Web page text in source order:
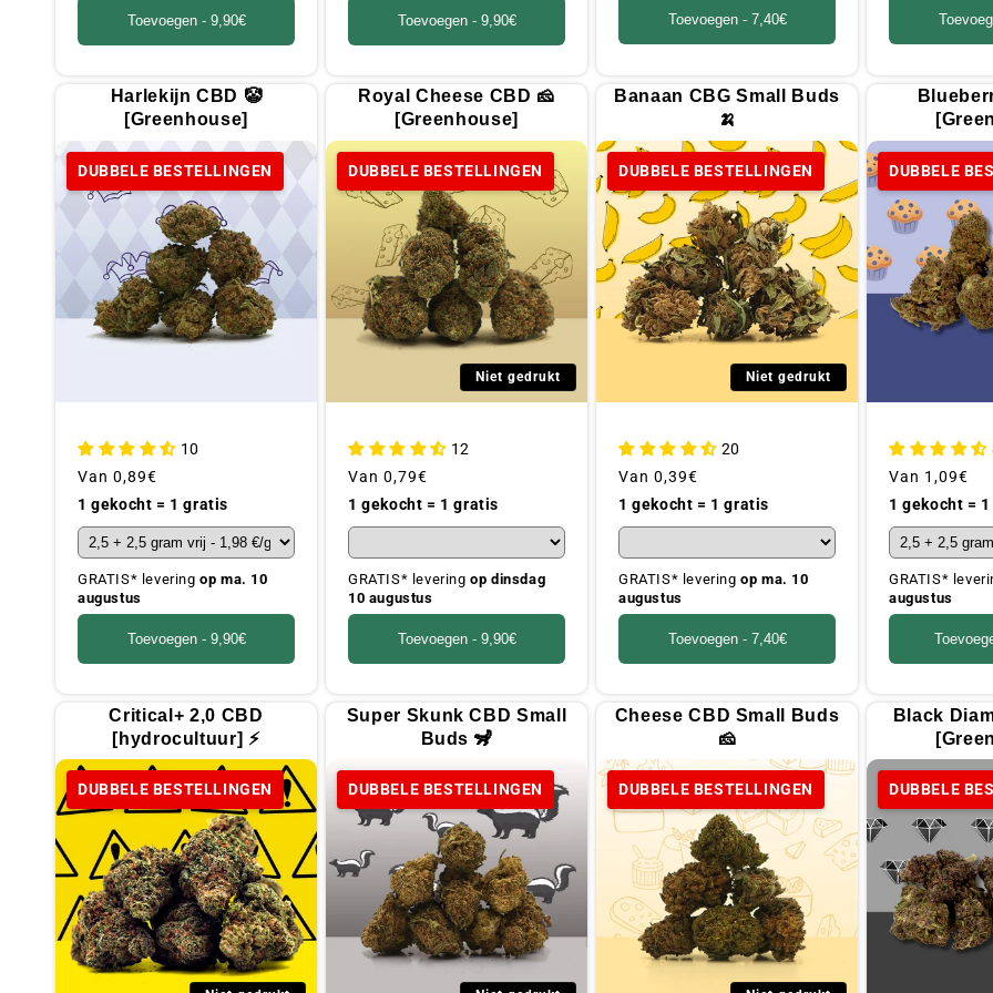
Toevoegen - 9,90€ Toevoegen - 9,90€ Toevoegen - 7,40€
Harlekijn CBD 🤡
[Greenhouse]
DUBBELE BESTELLINGEN
10
Gebruikelijke
prijs
Van 0,89€
1 gekocht = 1 gratis
GRATIS* leveringop ma. 10
augustus
Toevoegen - 9,90€
Royal Cheese CBD 🧀
[Greenhouse]
DUBBELE BESTELLINGEN
Niet gedrukt
12
Gebruikelijke
prijs
Van 0,79€
1 gekocht = 1 gratis
GRATIS* leveringop dinsdag
10 augustus
Toevoegen - 9,90€
Banaan CBG Small Buds
🍌
DUBBELE BESTELLINGEN
Niet gedrukt
20
Gebruikelijke
prijs
Van 0,39€
1 gekocht = 1 gratis
GRATIS* leveringop ma. 10
augustus
Toevoegen - 7,40€
DUBBELE
Gebruikelijke
prijs
Van 1,09€
1 gekocht =
GRATIS*
augustus
Critical+ 2,0 CBD
[hydrocultuur] ⚡
DUBBELE BESTELLINGEN
Super Skunk CBD Small
Buds 🦨
DUBBELE BESTELLINGEN
Cheese CBD Small Buds
🧀
DUBBELE BESTELLINGEN
Black
DUBBELE